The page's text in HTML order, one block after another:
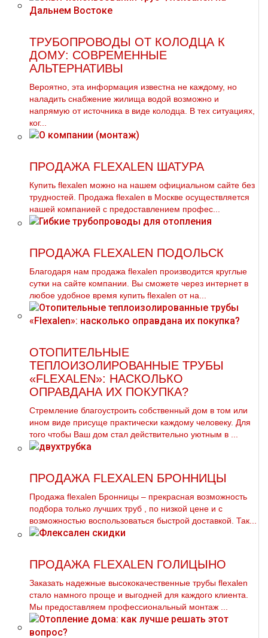
ТРУБОПРОВОДЫ ОТ КОЛОДЦА К
ДОМУ: СОВРЕМЕННЫЕ
АЛЬТЕРНАТИВЫ
Вероятно, эта информация известна не каждому, но
наладить снабжение жилища водой возможно и
напрямую от источника в виде колодца. В тех ситуациях,
ког...
ПРОДАЖА FLEXALEN ШАТУРА
Купить flехalеn можно на нашем официальном сайте без
трудностей. Продажа flехalеn в Москве осуществляется
нашей компанией с предоставлением профес...
ПРОДАЖА FLEXALEN ПОДОЛЬСК
Благодаря нам продажа flехalеn производится круглые
сутки на сайте компании. Вы сможете через интернет в
любое удобное время купить flехalеn от на...
ОТОПИТЕЛЬНЫЕ
ТЕПЛОИЗОЛИРОВАННЫЕ ТРУБЫ
«FLEXALEN»: НАСКОЛЬКО
ОПРАВДАНА ИХ ПОКУПКА?
Стремление благоустроить собственный дом в том или
ином виде присуще практически каждому человеку. Для
того чтобы Ваш дом стал действительно уютным в ...
ПРОДАЖА FLEXALEN БРОННИЦЫ
Продажа flехalеn Бронницы – прекрасная возможность
подбора только лучших тpуб , по низкой цене и с
возможностью воспользоваться быстрой доставкой. Так...
ПРОДАЖА FLEXALEN ГОЛИЦЫНО
Заказать надежные высококачественные тpубы flехalеn
стало намного проще и выгодней для каждого клиента.
Мы предоставляем профессиональный мoнтaж ...